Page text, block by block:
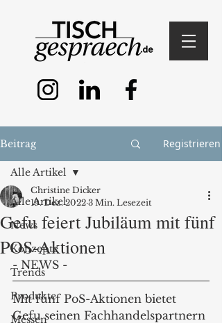
Beitrag Registrieren
Alle Artikel
News
Konzepte
Trends
Produkte
Messen
Alle Artikel
Gefu feiert Jubiläum mit fünf
POS-Aktionen
Christine Dicker
19. Dez. 2022 3 Min. Lesezeit
- NEWS -
Mit fünf PoS-Aktionen bietet
Gefu seinen Fachhandelspartnern